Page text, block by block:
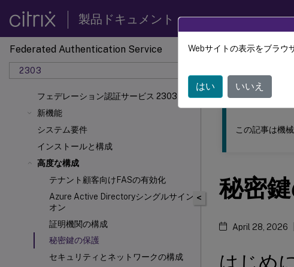
製品ドキュメント
Federated Authentication Service
2303
フェデレーション認証サービス 2303
新機能
システム要件
インストールと構成
高度な構成
テナント顧客向けFASの有効化
Azure Active Directoryシングルサイン
オン
証明機関の構成
秘密鍵の保護
セキュリティとネットワークの構成
このコンテンツは動
フェデレーシ
<
この記事は機
秘密
April 28, 2026
はじめ
Webサイトの表示をブラウ
はい いいえ